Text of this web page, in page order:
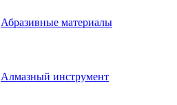
Абразивные материалы
Алмазный инструмент